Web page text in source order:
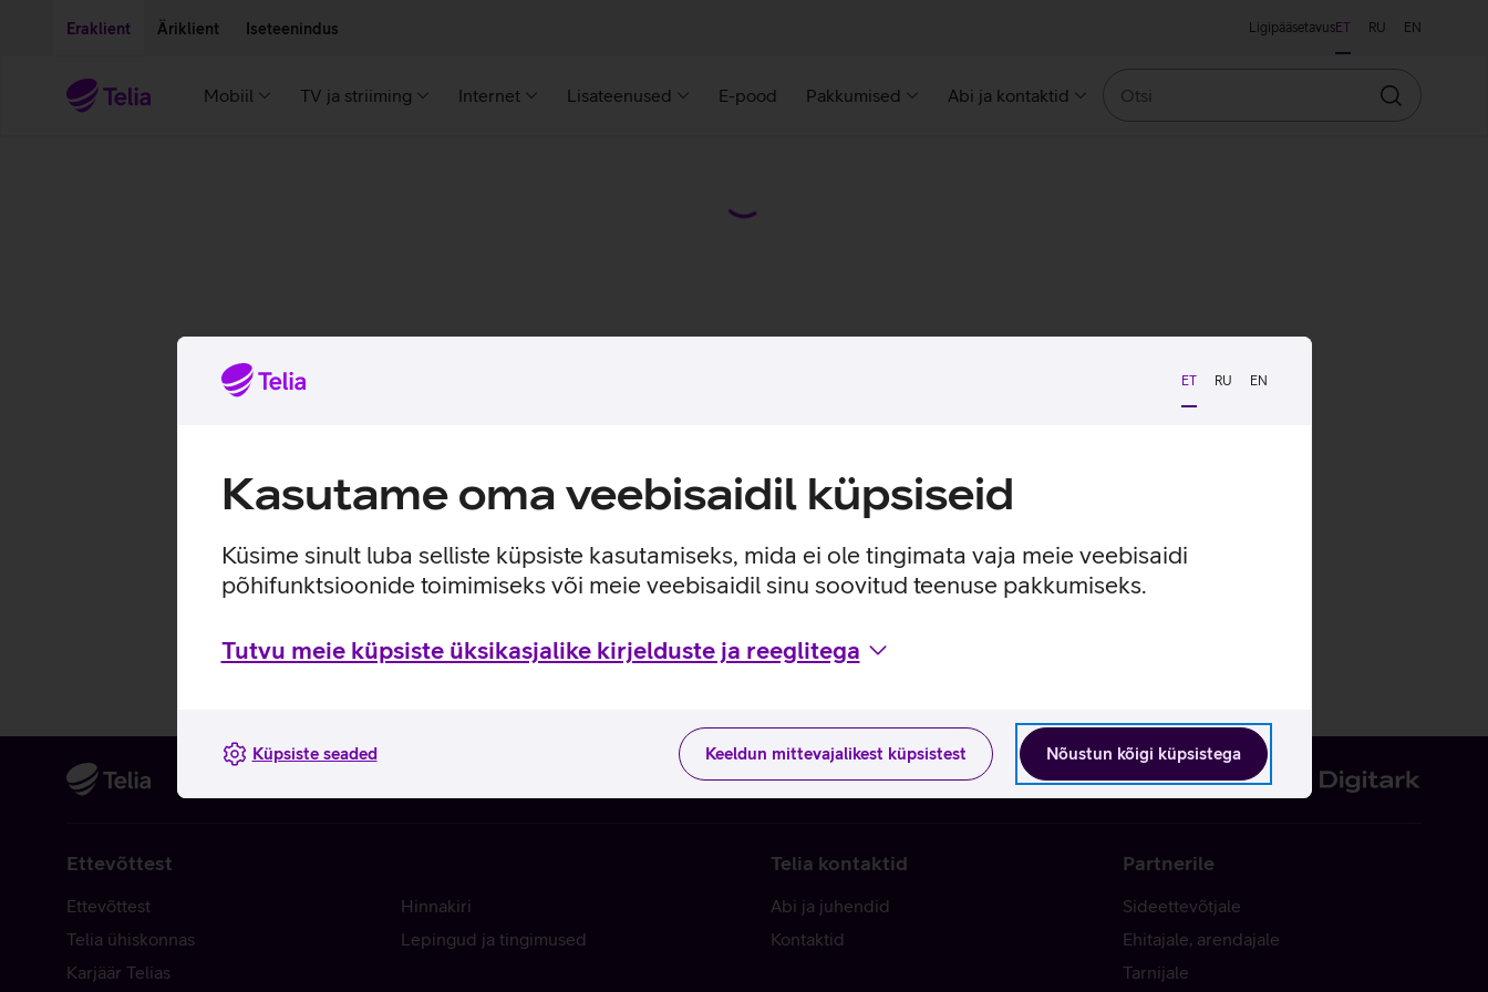
ET RU EN
Kasutame oma veebisaidil küpsiseid
Küsime sinult luba selliste küpsiste kasutamiseks, mida ei ole tingimata vaja meie veebisaidi
põhifunktsioonide toimimiseks või meie veebisaidil sinu soovitud teenuse pakkumiseks.
Tutvu meie küpsiste üksikasjalike kirjelduste ja reeglitega
Nõustun kõigi küpsistega
Keeldun mittevajalikest küpsistest
Küpsiste seaded
Eraklient Äriklient Iseteenindus LigipääsetavusET RU EN
Mobiil TV ja striiming Internet Lisateenused E-pood Pakkumised Abi ja kontaktid
Otsin
Ettevõttest
Ettevõttest
Telia ühiskonnas
Karjäär Telias
Hinnakiri
Lepingud ja tingimused
Telia kontaktid
Abi ja juhendid
Kontaktid
Partnerile
Sideettevõtjale
Ehitajale, arendajale
Tarnijale